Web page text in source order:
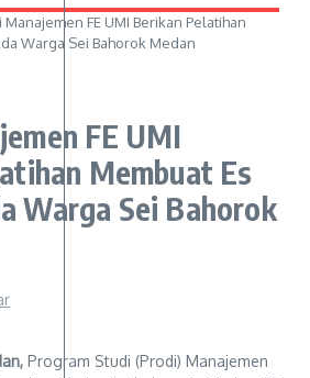
Manajemen FE UMI Berikan Pelatihan
Warga Sei Bahorok Medan
FE UMI
Membuat Es
Warga Sei Bahorok
Program Studi (Prodi) Manajemen